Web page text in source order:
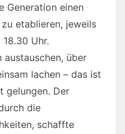
Generation einen
etablieren, jeweils
Uhr.
austauschen, über
lachen – das ist
gelungen. Der
die
schaffte